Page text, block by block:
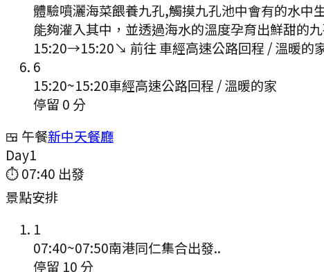
體驗噴灑海菜餵養九孔,觸摸九孔池中會有的水
能夠灌入其中，並透過海水的溫度孕育出鮮甜的
15:20→15:20↘ 前往 車經高速公路回程 / 溫暖的
6
15:20~15:20車經高速公路回程 / 溫暖的家
停留 0 分
🍱 午餐新中天餐廳
Day1
⏱07:40 出發
景點安排
1
07:40~07:50南港同仁集合出發..
停留 10 分